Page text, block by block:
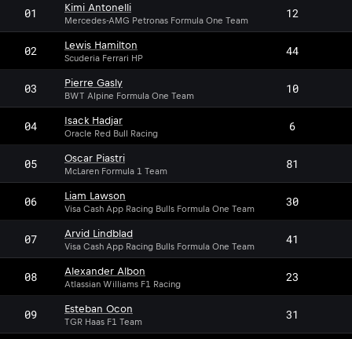
01 Kimi Antonelli
Mercedes-AMG Petronas Formula One Team 12
02 Lewis Hamilton
Scuderia Ferrari HP 44
03 Pierre Gasly
BWT Alpine Formula One Team 10
04 Isack Hadjar
Oracle Red Bull Racing 6
05 Oscar Piastri
McLaren Formula 1 Team 81
06 Liam Lawson
Visa Cash App Racing Bulls Formula One Team 30
07 Arvid Lindblad
Visa Cash App Racing Bulls Formula One Team 41
08 Alexander Albon
Atlassian Williams F1 Racing 23
09 Esteban Ocon
TGR Haas F1 Team 31